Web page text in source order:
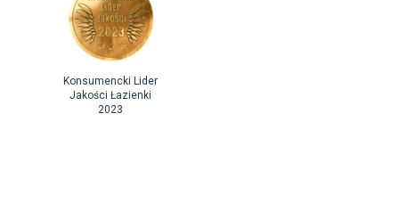
Konsumencki Lider
Jakości Łazienki
2023